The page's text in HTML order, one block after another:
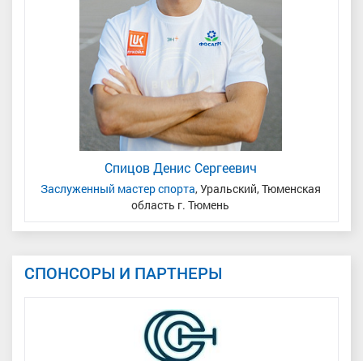
Спицов Денис Сергеевич
Заслуженный мастер спорта, Уральский, Тюменская
область г. Тюмень
СПОНСОРЫ И ПАРТНЕРЫ